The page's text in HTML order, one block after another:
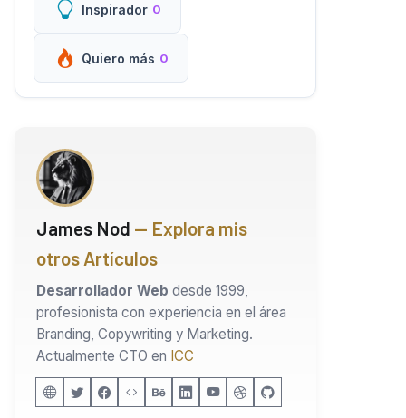
Inspirador 0
Quiero más 0
James Nod — Explora mis
otros Artículos
Desarrollador Web desde 1999,
profesionista con experiencia en el área
Branding, Copywriting y Marketing.
Actualmente CTO en ICC